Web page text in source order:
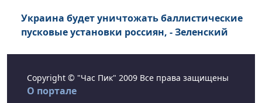
Украина будет уничтожать баллистические
пусковые установки россиян, - Зеленский
Copyright © "Час Пик" 2009 Все права защищены
О портале